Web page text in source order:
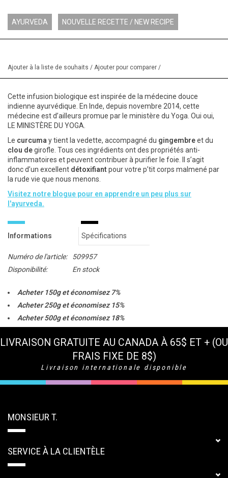
AYURVEDA NOUVELLE RECETTE / NEW RECIPE
Ajouter à la liste de souhaits / Ajouter pour comparer /
Cette infusion biologique est inspirée de la médecine douce
indienne ayurvédique. En Inde, depuis novembre 2014, cette
médecine est d’ailleurs promue par le ministère du Yoga. Oui oui,
LE MINISTÈRE DU YOGA.
Le curcumay tient la vedette, accompagné du gingembreet du
clou degirofle. Tous ces ingrédients ont des propriétés anti-
inflammatoires et peuvent contribuer à purifier le foie. Il s’agit
donc d’un excellent détoxifiantpour votre p’tit corps malmené par
la rude vie que nous menons.
Visitez notre blogue pour en apprendre un peu plus sur
l'ayurveda.
Informations Spécifications
Numéro de l'article:
509957
Disponibilité:
En stock
Acheter 150g et économisez 7%
Acheter 250g et économisez 15%
Acheter 500g et économisez 18%
LIVRAISON GRATUITE AU CANADA À 65$ ET + (OU
FRAIS FIXE DE 8$)
Livraison internationale disponible
MONSIEUR T.
SERVICE À LA CLIENTÈLE